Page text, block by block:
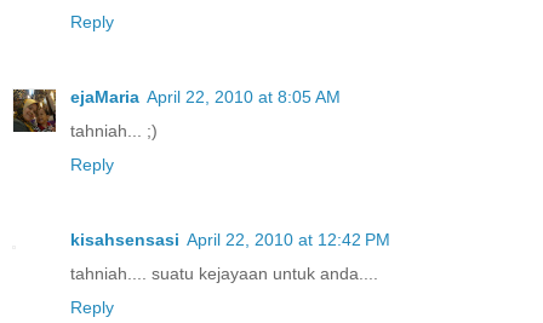
Reply
ejaMaria April 22, 2010 at 8:05 AM
tahniah... ;)
Reply
kisahsensasi April 22, 2010 at 12:42 PM
tahniah.... suatu kejayaan untuk anda....
Reply